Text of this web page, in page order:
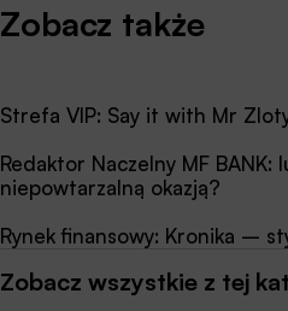
Zobacz także
Strefa VIP: Say it with Mr
Redaktor Naczelny MF BANK:
niepowtarzalną okazją?
Rynek finansowy: Kronika –
Zobacz wszystkie z tej